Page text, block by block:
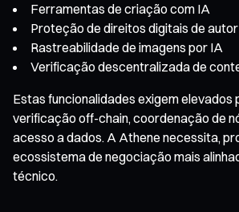
Ferramentas de criação com IA
Proteção de direitos digitais de autor
Rastreabilidade de imagens por IA
Verificação descentralizada de
Estas funcionalidades exigem elevados
verificação off-chain, coordenação de
acesso a dados. A Athene necessita,
ecossistema de negociação mais
técnico.